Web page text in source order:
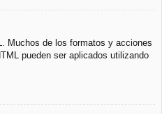
Muchos de los formatos y acciones
pueden ser aplicados utilizando